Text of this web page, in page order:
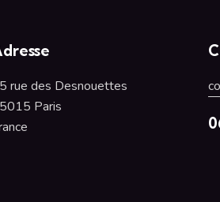
rue des Desnouettes
Paris